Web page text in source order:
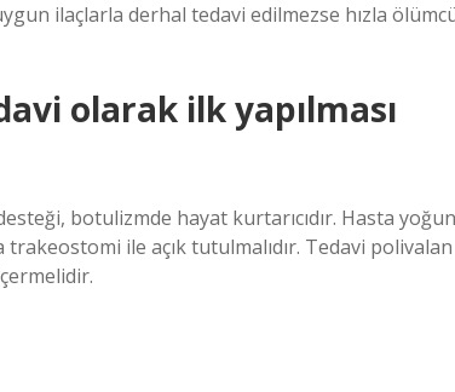
ilaçlarla derhal tedavi edilmezse hızla
olarak ilk yapılması
botulizmde hayat kurtarıcıdır. Hasta
ile açık tutulmalıdır. Tedavi polivalan